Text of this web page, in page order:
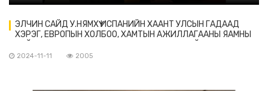
ЭЛЧИН САЙД У.НЯМХҮҮ ИСПАНИЙН ХААНТ УЛСЫН ГАДААД
ХЭРЭГ, ЕВРОПЫН ХОЛБОО, ХАМТЫН АЖИЛЛАГААНЫ ЯАМНЫ
ЗАХИРАЛ КАРЛОС МОРЕНО БЛАНКОТОЙ УУЛЗАВ
2024-11-11 2005